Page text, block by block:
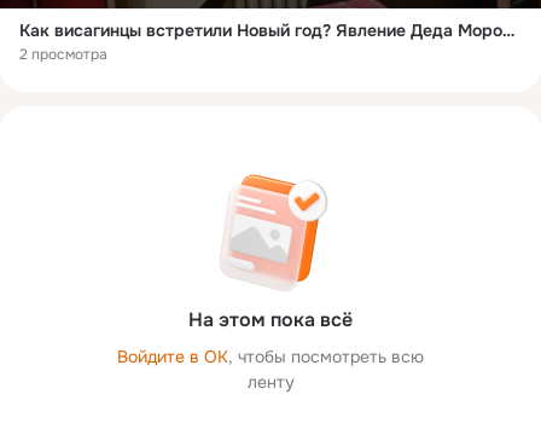
Как висагинцы встретили Новый год? Явление Деда Мороза через окна 9-этажек и другие сюрпризы
2 просмотра
На этом пока всё
Войдите в ОК, чтобы посмотреть всю
ленту